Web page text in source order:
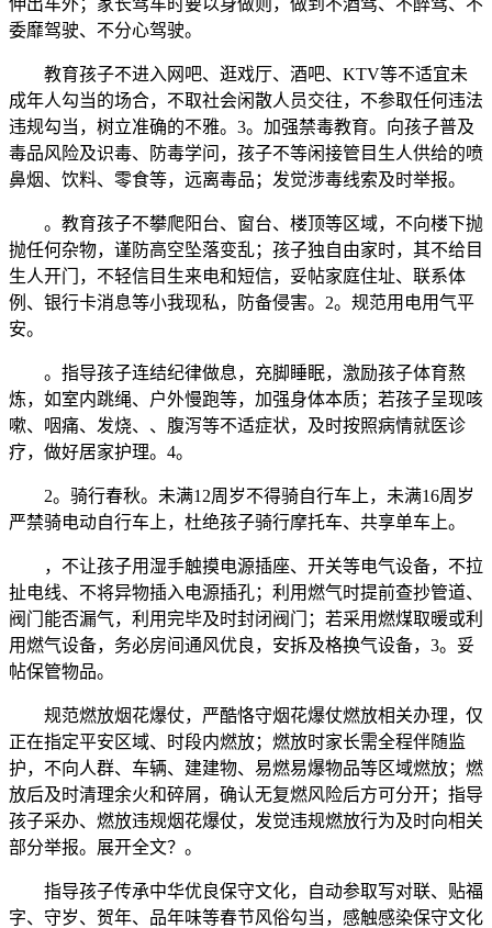
伸出车外；家长驾车时要以身做则，做到不酒驾、不醉驾、不
委靡驾驶、不分心驾驶。
教育孩子不进入网吧、逛戏厅、酒吧、KTV等不适宜未
成年人勾当的场合，不取社会闲散人员交往，不参取任何违法
违规勾当，树立准确的不雅。3。加强禁毒教育。向孩子普及
毒品风险及识毒、防毒学问，孩子不等闲接管目生人供给的喷
鼻烟、饮料、零食等，远离毒品；发觉涉毒线索及时举报。
。教育孩子不攀爬阳台、窗台、楼顶等区域，不向楼下抛
抛任何杂物，谨防高空坠落变乱；孩子独自由家时，其不给目
生人开门，不轻信目生来电和短信，妥帖家庭住址、联系体
例、银行卡消息等小我现私，防备侵害。2。规范用电用气平
安。
。指导孩子连结纪律做息，充脚睡眠，激励孩子体育熬
炼，如室内跳绳、户外慢跑等，加强身体本质；若孩子呈现咳
嗽、咽痛、发烧、、腹泻等不适症状，及时按照病情就医诊
疗，做好居家护理。4。
2。骑行春秋。未满12周岁不得骑自行车上，未满16周岁
严禁骑电动自行车上，杜绝孩子骑行摩托车、共享单车上。
，不让孩子用湿手触摸电源插座、开关等电气设备，不拉
扯电线、不将异物插入电源插孔；利用燃气时提前查抄管道、
阀门能否漏气，利用完毕及时封闭阀门；若采用燃煤取暖或利
用燃气设备，务必房间通风优良，安拆及格换气设备，3。妥
帖保管物品。
规范燃放烟花爆仗，严酷恪守烟花爆仗燃放相关办理，仅
正在指定平安区域、时段内燃放；燃放时家长需全程伴随监
护，不向人群、车辆、建建物、易燃易爆物品等区域燃放；燃
放后及时清理余火和碎屑，确认无复燃风险后方可分开；指导
孩子采办、燃放违规烟花爆仗，发觉违规燃放行为及时向相关
部分举报。展开全文？。
指导孩子传承中华优良保守文化，自动参取写对联、贴福
字、守岁、贺年、品年味等春节风俗勾当，感触感染保守文化